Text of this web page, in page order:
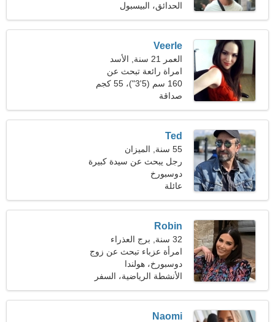
الحدائق، البيسبول
Veerle
العمر 21 سنة, الأسد
امراة رائعة تبحث عن
الاصدقاء
160 سم (5'3")، 55 كجم
(121 رطلا)
صداقة
Ted
55 سنة, الميزان
رجل يبحث عن سيدة كبيرة
45-50
دوسبورخ
عائلة
Robin
32 سنة, برج العذراء
امرأة عزباء تبحث عن زوج
دوسبورخ، هولندا
الأنشطة الرياضية، السفر
Naomi